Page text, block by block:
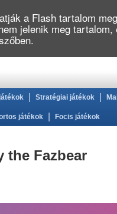
Stratégiai játékok
játékok Focis játékok
the Fazbear
a Flash tartalom
jelenik meg